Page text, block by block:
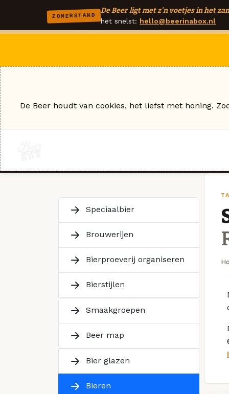
ZOMERSTAND
De Beer ligt met z'n voetjes in het
het snelst: hello@beerinabox.nl
Speciaalbier
Brouwerijen
Bierproeverij organiseren
Bierstijlen
Smaakgroepen
Beer map
Bier glazen
Bieren
De Beer houdt van cookies, het liefst met honing.